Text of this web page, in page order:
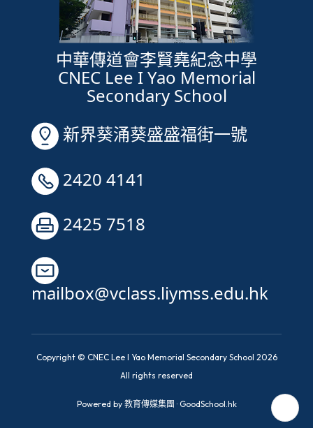
中華傳道會李賢堯紀念中學
CNEC Lee I Yao Memorial
Secondary School
新界葵涌葵盛盛福街一號
2420 4141
2425 7518
mailbox@vclass.liymss.edu.hk
Copyright © CNEC Lee I Yao Memorial Secondary School 2026
All rights reserved
Powered by 教育傳媒集團 · GoodSchool.hk